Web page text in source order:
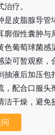
治疗。
是皮脂腺导管
廓假性囊肿与
色葡萄球菌感
染可暂观察，
抽液后加压包
，配合口服头
洁干燥，避免